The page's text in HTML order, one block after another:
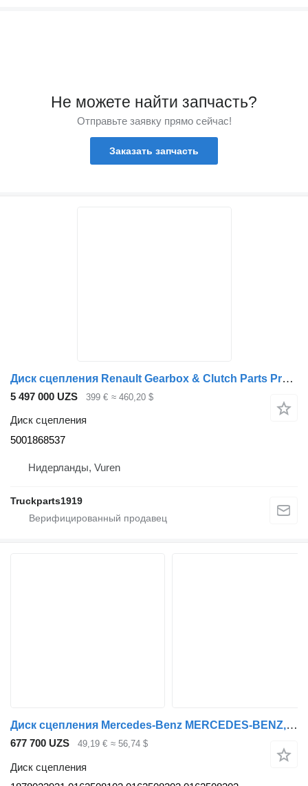
Не можете найти запчасть?
Отправьте заявку прямо сейчас!
Заказать запчасть
Диск сцепления Renault Gearbox & Clutch Parts Premium 2 Koppel.set 5001868537 для грузовика
5 497 000 UZS 399 € ≈ 460,20 $
Диск сцепления
5001868537
Нидерланды, Vuren
Truckparts1919
Диск сцепления Mercedes-Benz MERCEDES-BENZ, SACHS Atego 1523 (01.98-12.04) 1878023931 для тягача Mercedes-Benz Atego, Atego 2, Atego 3 (1996-)
677 700 UZS 49,19 € ≈ 56,74 $
Диск сцепления